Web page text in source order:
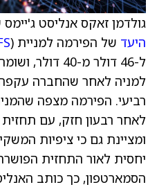
גולדמן זאקס אנליסט
היעד של הפירמה למניית GlobalFoundries ( )
ל-46 דולר מ-40
למניה לאחר שהחברה
רביעי. הפירמה מצפה
לאחר רבעון חזק, עם
ומציינת גם כי ציפיות
יחסית לאור התחזית
הסמארטפון, כך כותב